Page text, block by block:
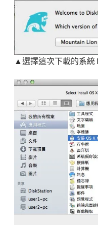
▲選擇這次下載的系統